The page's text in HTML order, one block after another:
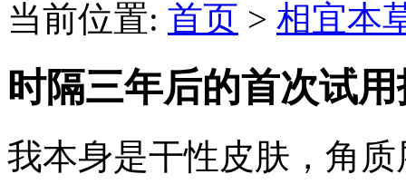
当前位置: 首页 > 相宜本
时隔三年后的首次试
我本身是干性皮肤，角